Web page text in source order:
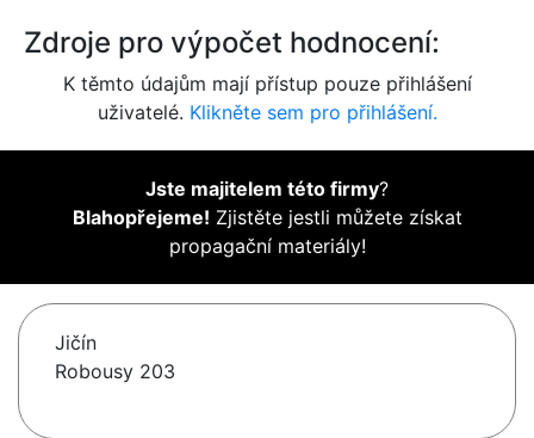
Zdroje pro výpočet hodnocení:
K těmto údajům mají přístup pouze přihlášení
uživatelé. Klikněte sem pro přihlášení.
Jste majitelem této firmy?
Blahopřejeme! Zjistěte jestli můžete získat
propagační materiály!
Jičín
Robousy 203